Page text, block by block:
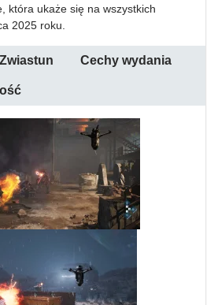
która ukaże się na wszystkich
2025 roku.
Zwiastun Cechy wydania